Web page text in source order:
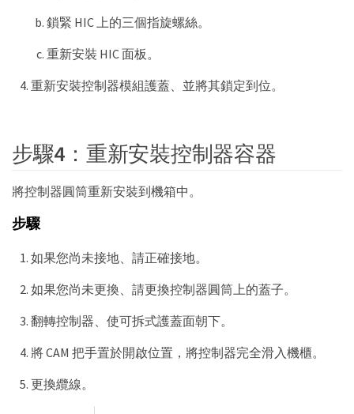
鎖緊 HIC 上的三個指旋螺絲。
重新安裝 HIC 面板。
重新安裝控制器模組護蓋、並將其鎖定到位。
步驟4：重新安裝控制器容器
將控制器圓筒重新安裝到機箱中。
步驟
如果您尚未接地、請正確接地。
如果您尚未更換、請更換控制器圓筒上的蓋子。
翻轉控制器、使可拆式護蓋面朝下。
將 CAM 把手置於開啟位置，將控制器完全滑入機櫃。
更換纜線。